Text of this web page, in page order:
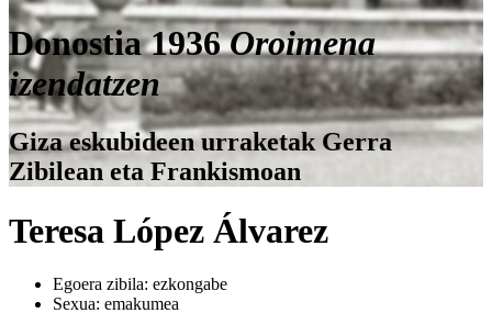
Donostia 1936Oroimena
izendatzen
Giza eskubideen urraketak Gerra
Zibilean eta Frankismoan
Teresa López Álvarez
Egoera zibila: ezkongabe
Sexua: emakumea